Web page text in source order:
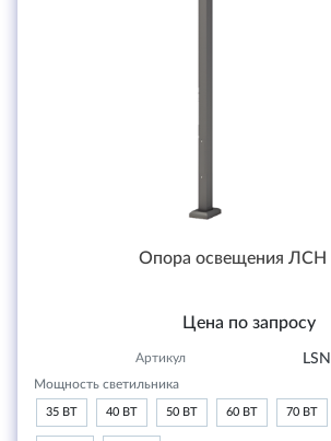
Опора освещения ЛСН
Цена по запросу
Артикул
Мощность светильника
35 ВТ 40 ВТ 50 ВТ 60 ВТ 70 ВТ